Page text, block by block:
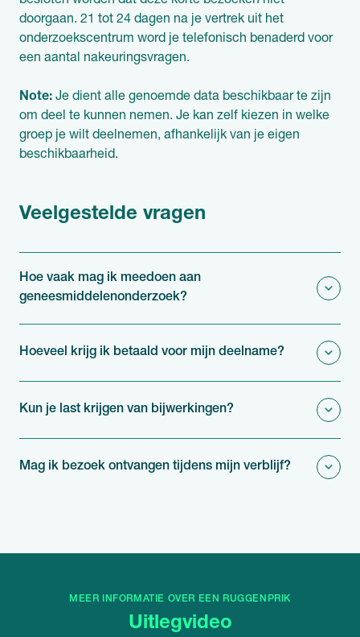
doorgaan. 21 tot 24 dagen na je vertrek uit het
onderzoekscentrum word je telefonisch benaderd voor
een aantal nakeuringsvragen.
Note: Je dient alle genoemde data beschikbaar te zijn
om deel te kunnen nemen. Je kan zelf kiezen in welke
groep je wilt deelnemen, afhankelijk van je eigen
beschikbaarheid.
Veelgestelde vragen
Hoe vaak mag ik meedoen aan
geneesmiddelenonderzoek?
Hoeveel krijg ik betaald voor mijn deelname?
Kun je last krijgen van bijwerkingen?
Mag ik bezoek ontvangen tijdens mijn verblijf?
MEER INFORMATIE OVER EEN RUGGENPRIK
Uitlegvideo